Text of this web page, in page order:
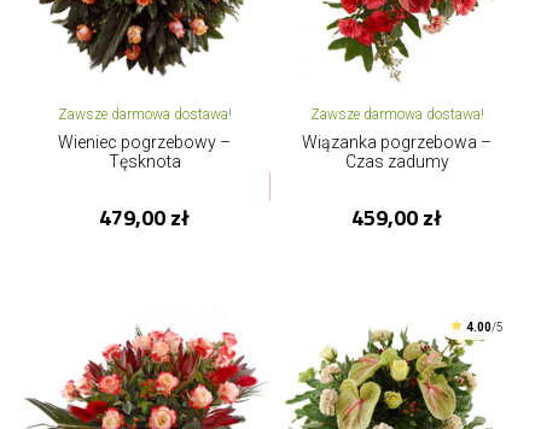
Zawsze darmowa dostawa!
Wieniec pogrzebowy –
Tęsknota
479,00 zł
Zawsze darmowa dostawa!
Wiązanka pogrzebowa –
Czas zadumy
459,00 zł
4.00/5